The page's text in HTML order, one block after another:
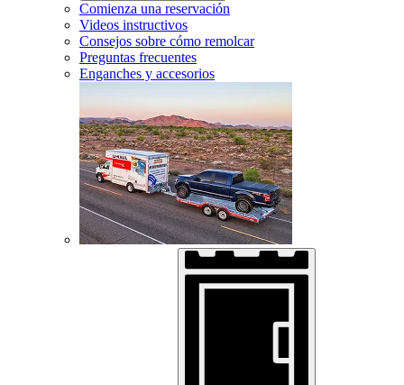
Comienza una reservación
Videos instructivos
Consejos sobre cómo remolcar
Preguntas frecuentes
Enganches y accesorios